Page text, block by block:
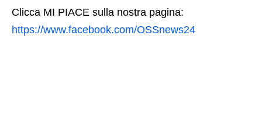
Clicca MI PIACE sulla nostra pagina:
https://www.facebook.com/OSSnews24